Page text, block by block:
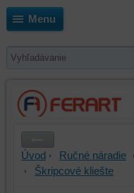
Menu
Úvod Ručné náradie
Škripcové kliešte